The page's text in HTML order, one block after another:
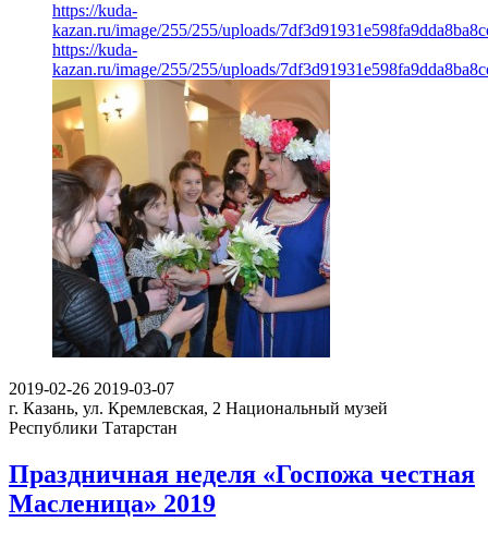
https://kuda-
kazan.ru/image/255/255/uploads/
https://kuda-
kazan.ru/image/255/255/uploads/
2019-02-26 2019-03-07
г. Казань, ул. Кремлевская, 2 Национальный музей
Республики Татарстан
Праздничная неделя «Госпожа честная
Масленица» 2019